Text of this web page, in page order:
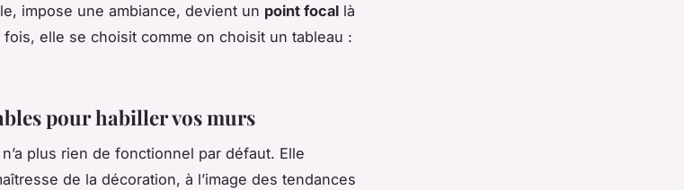
impose une ambiance, devient un point focal là
fois, elle se choisit comme on choisit un tableau :
pour habiller vos murs
plus rien de fonctionnel par défaut. Elle
de la décoration, à l’image des tendances